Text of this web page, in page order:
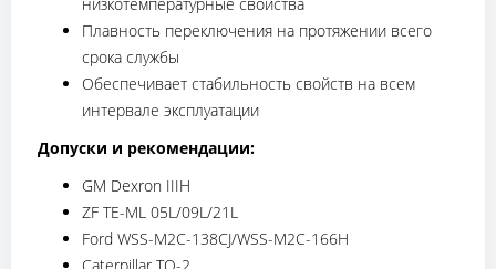
Плавность переключения на протяжении всего
срока службы
Обеспечивает стабильность свойств на всем
интервале эксплуатации
Допуски и рекомендации:
GM Dexron IIIH
ZF TE-ML 05L/09L/21L
Ford WSS-M2C-138CJ/WSS-M2C-166H
Caterpillar TO-2